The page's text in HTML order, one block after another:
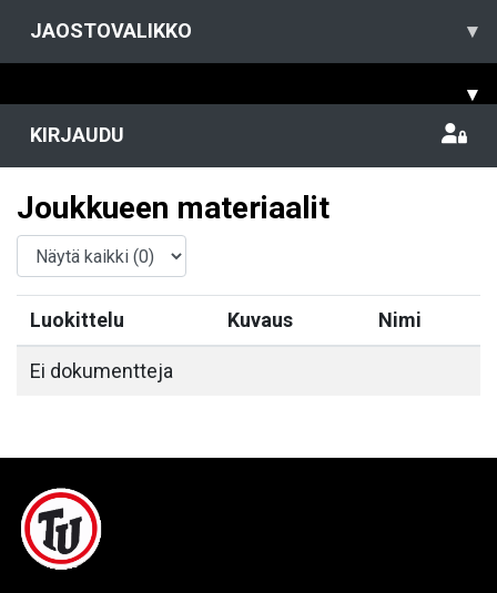
JAOSTOVALIKKO ▾
▾
KIRJAUDU
Joukkueen materiaalit
Luokittelu Kuvaus Nimi
Ei dokumentteja